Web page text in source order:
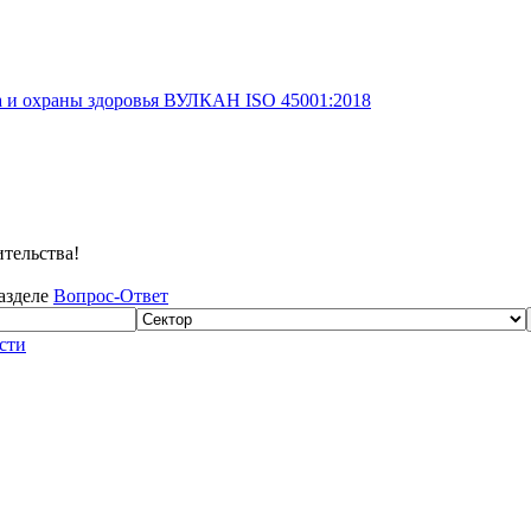
и охраны здоровья ВУЛКАН ISO 45001:2018
Вопрос-Ответ